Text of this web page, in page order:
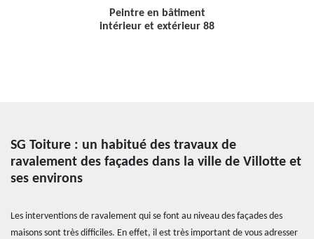
Peintre en bâtiment
intérieur et extérieur 88
SG Toiture : un habitué des travaux de
ravalement des façades dans la ville de Villotte et
ses environs
Les interventions de ravalement qui se font au niveau des façades des
maisons sont très difficiles. En effet, il est très important de vous adresser